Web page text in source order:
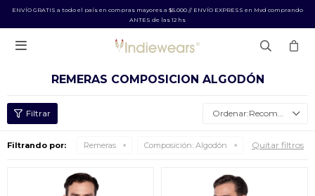
ENVÍO GRATIS a todo el país en compras mayores a $5.000 // ENVÍO EXPRESS en Mvd comprando
ANTES de las 12 hs

REMERAS COMPOSICION ALGODÓN
Recomendados
Filtrando por: Remeras Composición: Algodón Quitar filtros